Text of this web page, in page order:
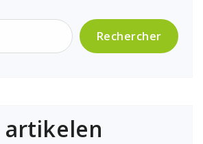
Rechercher
artikelen